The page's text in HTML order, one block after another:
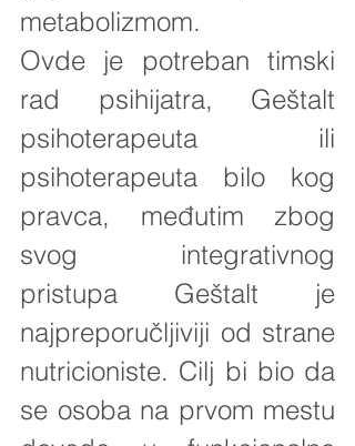
metabolizmom.
Ovde je potreban timski
rad psihijatra, Geštalt
psihoterapeuta ili
psihoterapeuta bilo kog
pravca, međutim zbog
svog integrativnog
pristupa Geštalt je
najpreporučljiviji od strane
nutricioniste. Cilj bi bio da
se osoba na prvom mestu